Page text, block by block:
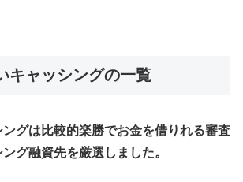
キャッシングの一覧
グは比較的楽勝でお金を借りれる審査
グ融資先を厳選しました。